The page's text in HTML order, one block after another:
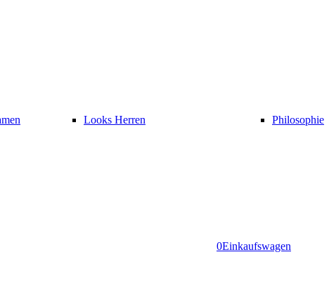
Looks Herren Philosophie
0Einkaufswagen